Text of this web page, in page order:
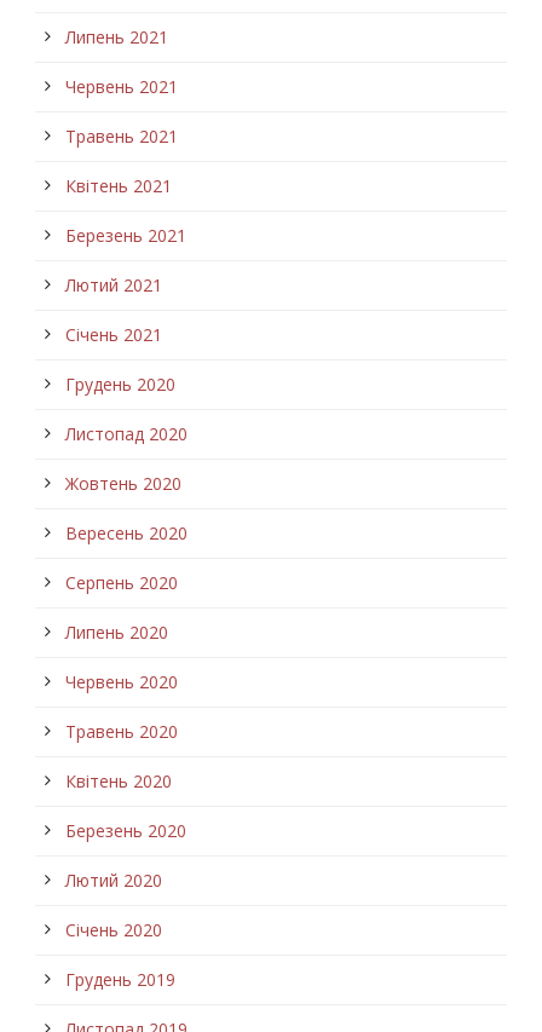
Липень 2021
Червень 2021
Травень 2021
Квітень 2021
Березень 2021
Лютий 2021
Січень 2021
Грудень 2020
Листопад 2020
Жовтень 2020
Вересень 2020
Серпень 2020
Липень 2020
Червень 2020
Травень 2020
Квітень 2020
Березень 2020
Лютий 2020
Січень 2020
Грудень 2019